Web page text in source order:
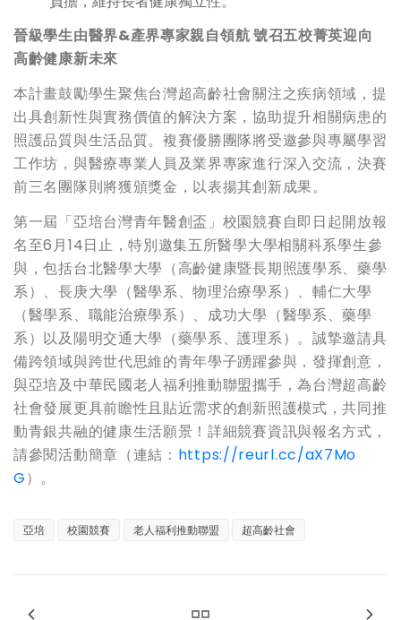
晉級學生由醫界&產界專家親自領航號召五校菁英迎向
高齡健康新未來
本計畫鼓勵學生聚焦台灣超高齡社會關注之疾病領域，提
出具創新性與實務價值的解決方案，協助提升相關病患的
照護品質與生活品質。複賽優勝團隊將受邀參與專屬學習
工作坊，與醫療專業人員及業界專家進行深入交流，決賽
前三名團隊則將獲頒獎金，以表揚其創新成果。
第一屆「亞培台灣青年醫創盃」校園競賽自即日起開放報
名至6月14日止，特別邀集五所醫學大學相關科系學生參
與，包括台北醫學大學（高齡健康暨長期照護學系、藥學
系）、長庚大學（醫學系、物理治療學系）、輔仁大學
（醫學系、職能治療學系）、成功大學（醫學系、藥學
系）以及陽明交通大學（藥學系、護理系）。誠摯邀請具
備跨領域與跨世代思維的青年學子踴躍參與，發揮創意，
與亞培及中華民國老人福利推動聯盟攜手，為台灣超高齡
社會發展更具前瞻性且貼近需求的創新照護模式，共同推
動青銀共融的健康生活願景！詳細競賽資訊與報名方式，
請參閱活動簡章（連結： https://reurl.cc/aX7Mo
G）。
亞培 校園競賽 老人福利推動聯盟 超高齡社會